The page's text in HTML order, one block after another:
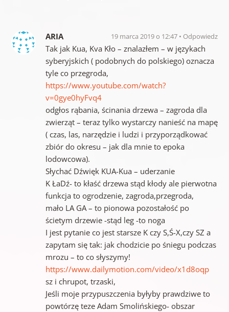
ARIA 19 marca 2019 o 12:47 Odpowiedz
Tak jak Kua, Kva Kło – znalazłem – w językach
syberyjskich ( podobnych do polskiego) oznacza
tyle co przegroda,
https://www.youtube.com/watch?
v=0gye0hyFvq4
odgłos rąbania, ścinania drzewa – zagroda dla
zwierząt – teraz tylko wystarczy nanieść na mapę
( czas, las, narzędzie i ludzi i przyporządkować
zbiór do okresu – jak dla mnie to epoka
lodowcowa).
Słychać Dźwięk KUA-Kua – uderzanie
K ŁaDź- to kłaść drzewa stąd kłody ale pierwotna
funkcja to ogrodzenie, zagroda,przegroda,
mało LA GA – to pionowa pozostałość po
ścietym drzewie -stąd leg -to noga
I jest pytanie co jest starsze K czy S,Ś-X,czy SZ a
zapytam się tak: jak chodzicie po śniegu podczas
mrozu – to co słyszymy!
https://www.dailymotion.com/video/x1d8oqp
sz i chrupot, trzaski,
Jeśli moje przypuszczenia byłyby prawdziwe to
powtórzę teze Adam Smolińskiego- obszar